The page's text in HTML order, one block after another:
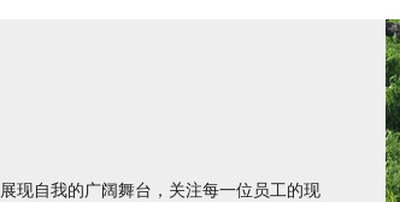
现自我的广阔舞台，关注每一位员工的现